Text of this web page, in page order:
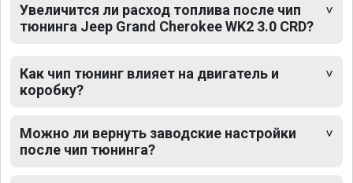
Увеличится ли расход топлива после чип
тюнинга Jeep Grand Cherokee WK2 3.0 CRD?
Как чип тюнинг влияет на двигатель и
коробку?
Можно ли вернуть заводские настройки
после чип тюнинга?